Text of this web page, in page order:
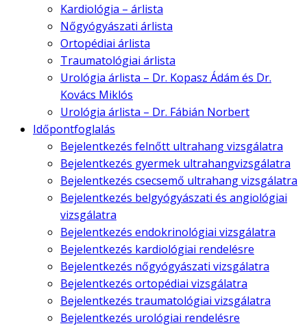
Kardiológia – árlista
Nőgyógyászati árlista
Ortopédiai árlista
Traumatológiai árlista
Urológia árlista – Dr. Kopasz Ádám és Dr.
Kovács Miklós
Urológia árlista – Dr. Fábián Norbert
Időpontfoglalás
Bejelentkezés felnőtt ultrahang vizsgálatra
Bejelentkezés gyermek ultrahangvizsgálatra
Bejelentkezés csecsemő ultrahang vizsgálatra
Bejelentkezés belgyógyászati és angiológiai
vizsgálatra
Bejelentkezés endokrinológiai vizsgálatra
Bejelentkezés kardiológiai rendelésre
Bejelentkezés nőgyógyászati vizsgálatra
Bejelentkezés ortopédiai vizsgálatra
Bejelentkezés traumatológiai vizsgálatra
Bejelentkezés urológiai rendelésre